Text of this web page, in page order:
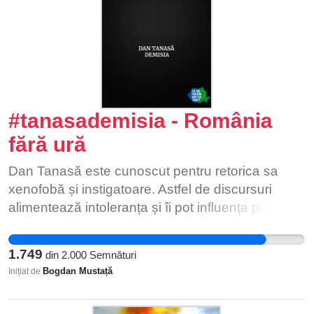
#tanasademisia - România
fără ură
Dan Tanasă este cunoscut pentru retorica sa
xenofobă și instigatoare. Astfel de discursuri
alimentează intoleranța și îi pot influența pe tineri
apere valorile democratice, nu să legitimeze
extremismul. Este responsabilitatea noastră
civică să spunem NU urii și să cerem demisia
1.749 din 2.000 Semnături
Inițiat de Bogdan Mustață